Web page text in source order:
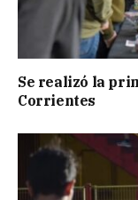
Se realizó la
Corrientes